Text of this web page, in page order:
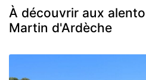
À découvrir aux
Martin d'Ardèche